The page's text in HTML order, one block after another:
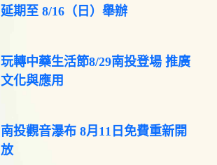
延期至 8/16（日）舉辦
玩轉中藥生活節8/29南投登場 推廣
文化與應用
南投觀音瀑布 8月11日免費重新開
放